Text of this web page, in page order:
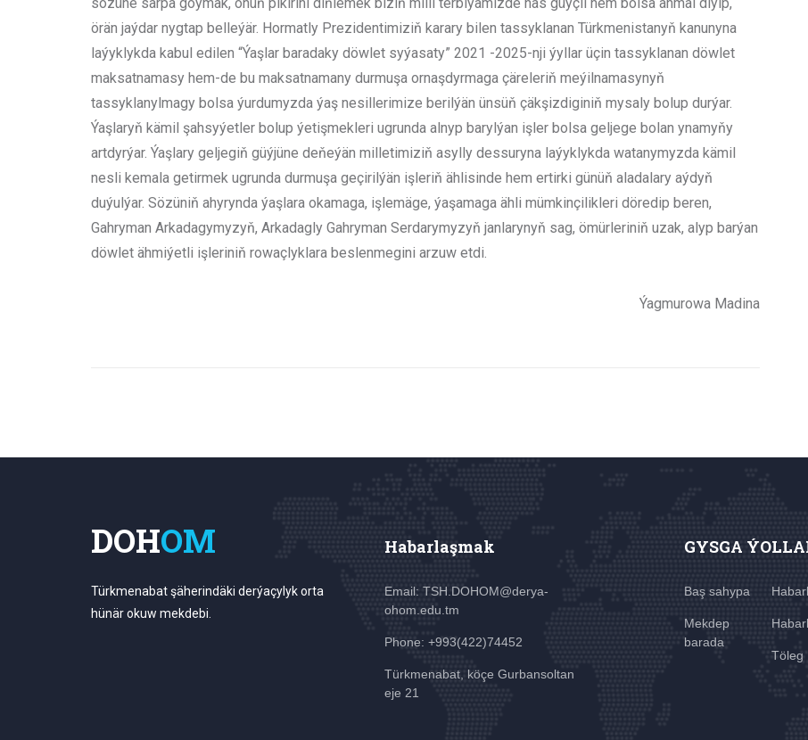
örän jaýdar nygtap belleýär. Hormatly Prezidentimiziň karary bilen tassyklanan Türkmenistanyň kanunyna
laýyklykda kabul edilen “Ýaşlar baradaky döwlet syýasaty” 2021 -2025-nji ýyllar üçin tassyklanan döwlet
maksatnamasy hem-de bu maksatnamany durmuşa ornaşdyrmaga çäreleriň meýilnamasynyň
tassyklanylmagy bolsa ýurdumyzda ýaş nesillerimize berilýän ünsüň çäkşizdiginiň mysaly bolup durýar.
Ýaşlaryň kämil şahsyýetler bolup ýetişmekleri ugrunda alnyp barylýan işler bolsa geljege bolan ynamyňy
artdyrýar. Ýaşlary geljegiň güýjüne deňeýän milletimiziň asylly dessuryna laýyklykda watanymyzda kämil
nesli kemala getirmek ugrunda durmuşa geçirilýän işleriň ählisinde hem ertirki günüň aladalary aýdyň
duýulýar. Sözüniň ahyrynda ýaşlara okamaga, işlemäge, ýaşamaga ähli mümkinçilikleri döredip beren,
Gahryman Arkadagymyzyň, Arkadagly Gahryman Serdarymyzyň janlarynyň sag, ömürleriniň uzak, alyp barýan
döwlet ähmiýetli işleriniň rowaçlyklara beslenmegini arzuw etdi.
Ýagmurowa Madina
DOHOM
Türkmenabat şäherindäki derýaçylyk orta
hünär okuw mekdebi.
Habarlaşmak
Email: TSH.DOHOM@derya-
ohom.edu.tm
Phone: +993(422)74452
Türkmenabat, köçe Gurbansoltan
eje 21
GYSGA
Baş sahypa
Mekdep
barada
Töleg